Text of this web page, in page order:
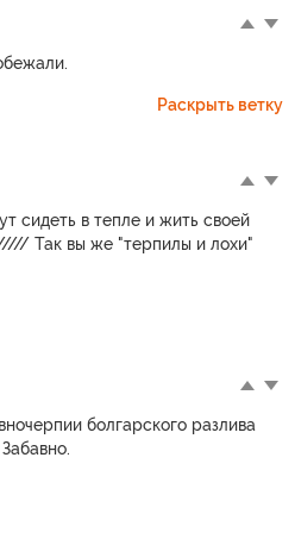
Раскрыть ветку
сидеть в тепле и жить своей
Так вы же "терпилы и лохи"
болгарского разлива